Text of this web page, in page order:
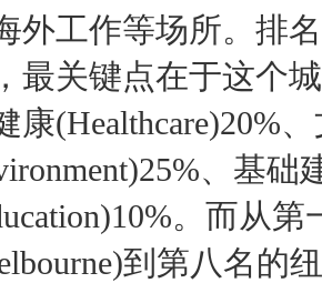
外工作等场所。排
最关键点在于这个
康(Healthcare)20%
、基础
。而从
到第八名的